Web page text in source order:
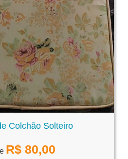
Colchão Solteiro
R$ 80,00